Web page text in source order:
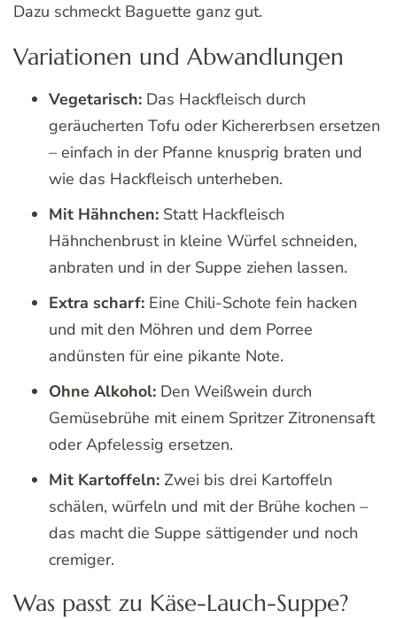
Dazu schmeckt Baguette ganz gut.
Variationen und Abwandlungen
Vegetarisch: Das Hackfleisch durch
geräucherten Tofu oder Kichererbsen ersetzen
– einfach in der Pfanne knusprig braten und
wie das Hackfleisch unterheben.
Mit Hähnchen: Statt Hackfleisch
Hähnchenbrust in kleine Würfel schneiden,
anbraten und in der Suppe ziehen lassen.
Extra scharf: Eine Chili-Schote fein hacken
und mit den Möhren und dem Porree
andünsten für eine pikante Note.
Ohne Alkohol: Den Weißwein durch
Gemüsebrühe mit einem Spritzer Zitronensaft
oder Apfelessig ersetzen.
Mit Kartoffeln: Zwei bis drei Kartoffeln
schälen, würfeln und mit der Brühe kochen –
das macht die Suppe sättigender und noch
cremiger.
Was passt zu Käse-Lauch-Suppe?